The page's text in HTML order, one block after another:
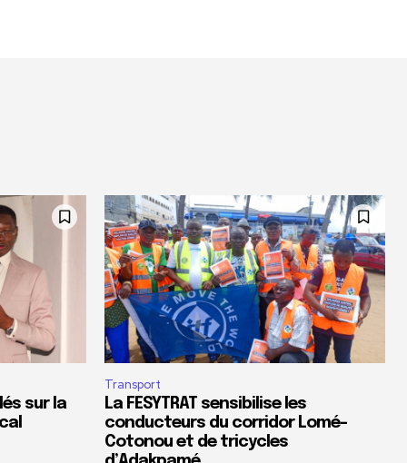
sur la
Transport
La FESYTRAT sensibilise les
conducteurs du corridor Lomé-
Cotonou et de tricycles